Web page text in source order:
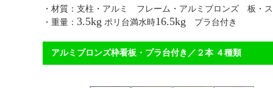
・材質：支柱・アルミ フレーム・アルミブロンズ 板・
・重量： 3.5kg ポリ台満水時16.5kg プラ台付き 【送
アルミブロンズ枠看板・プラ